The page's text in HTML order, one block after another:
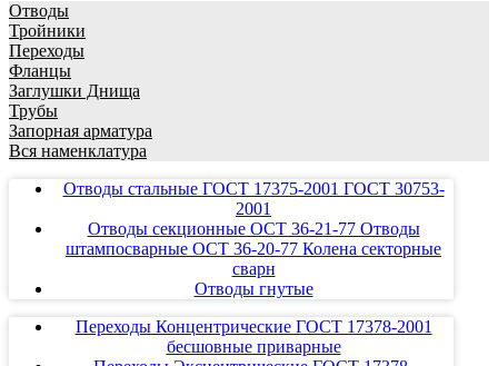
Отводы
Тройники
Переходы
Фланцы
Заглушки Днища
Трубы
Запорная арматура
Вся наменклатура
Отводы стальные ГОСТ 17375-2001 ГОСТ 30753-
2001
Отводы секционные ОСТ 36-21-77 Отводы
штампосварные ОСТ 36-20-77 Колена секторные
сварн
Отводы гнутые
Переходы Концентрические ГОСТ 17378-2001
бесшовные приварные